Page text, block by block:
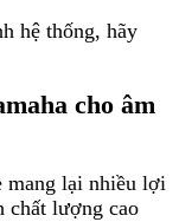
hệ thống, hãy
cho âm
mang lại nhiều lợi
chất lượng cao